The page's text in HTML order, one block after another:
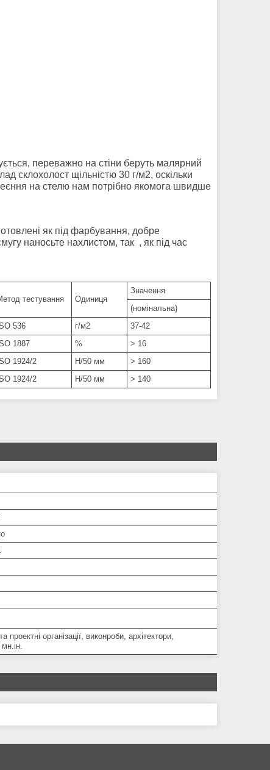
переважно на стіни беруть малярний
склохолост щільністю 30 г/м2, оскільки
на стелю нам потрібно якомога швидше
як під фарбування, добре
наносьте нахлистом, так , як під час
тестування Одиниця
Значення
(номінальна)
536 г/м2
37-42
1887 %
> 16
1924/2 Н/50 мм
> 160
1924/2 Н/50 мм > 140
проектні організації, виконроби, архітектори,